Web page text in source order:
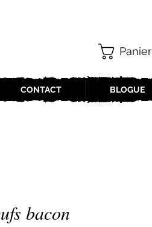
CONTACT BLOGUE
Panier
bacon